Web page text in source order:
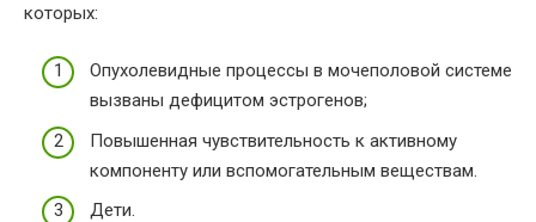
которых:
Опухолевидные процессы в мочеполовой системе
вызваны дефицитом эстрогенов;
Повышенная чувствительность к активному
компоненту или вспомогательным веществам.
Дети.